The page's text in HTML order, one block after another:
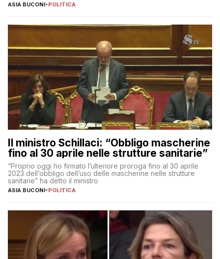
ASIA BUCONI-POLITICA
Il ministro Schillaci: “Obbligo mascherine
fino al 30 aprile nelle strutture sanitarie”
“Proprio oggi ho firmato l’ulteriore proroga fino al 30 aprile
2023 dell’obbligo dell’uso delle mascherine nelle strutture
sanitarie” ha detto il ministro
ASIA BUCONI-POLITICA